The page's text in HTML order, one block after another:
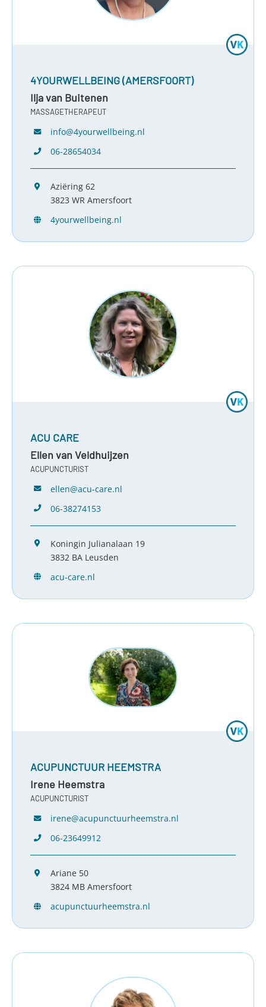
4YOURWELLBEING (AMERSFOORT)
Ilja van Buitenen
MASSAGETHERAPEUT
info@4yourwellbeing.nl
06-28654034
Aziëring 62
3823 WR Amersfoort
4yourwellbeing.nl
ACU CARE
Ellen van Veldhuijzen
ACUPUNCTURIST
ellen@acu-care.nl
06-38274153
Koningin Julianalaan 19
3832 BA Leusden
acu-care.nl
ACUPUNCTUUR HEEMSTRA
Irene Heemstra
ACUPUNCTURIST
irene@acupunctuurheemstra.nl
06-23649912
Ariane 50
3824 MB Amersfoort
acupunctuurheemstra.nl